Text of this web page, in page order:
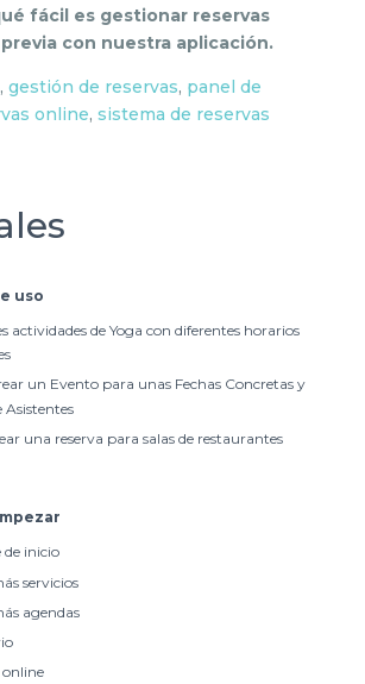
fácil es gestionar reservas
con nuestra aplicación.
, gestión de reservas, panel de
online, sistema de reservas
uso
actividades de Yoga con diferentes horarios
un Evento para unas Fechas Concretas y
Asistentes
una reserva para salas de restaurantes
de inicio
servicios
agendas
online